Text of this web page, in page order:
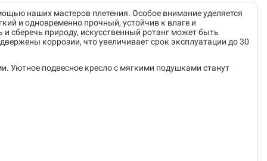
наших мастеров плетения. Особое внимание уделяется
и одновременно прочный, устойчив к влаге и
сберечь природу, искусственный ротанг может быть
коррозии, что увеличивает срок эксплуатации до 30
Уютное подвесное кресло с мягкими подушками станут